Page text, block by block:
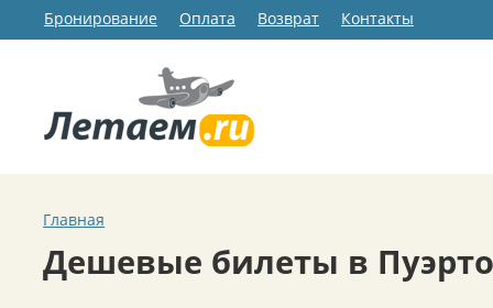
Бронирование Оплата Возврат Контакты
Главная
Дешевые билеты в